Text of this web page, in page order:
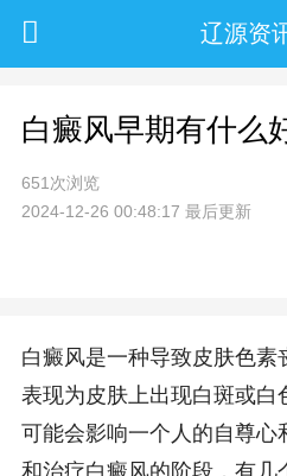
辽源资
白癜风早期有什么
651次浏览
2024-12-26 00:48:17 最后更新
白癜风是一种导致皮肤色素
表现为皮肤上出现白斑或白
可能会影响一个人的自尊心